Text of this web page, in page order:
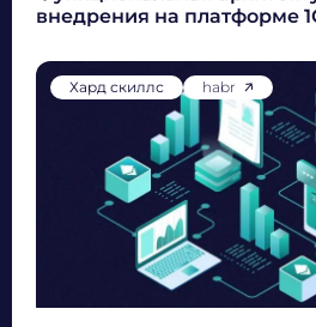
внедрения на платформе
Хард скиллс habr